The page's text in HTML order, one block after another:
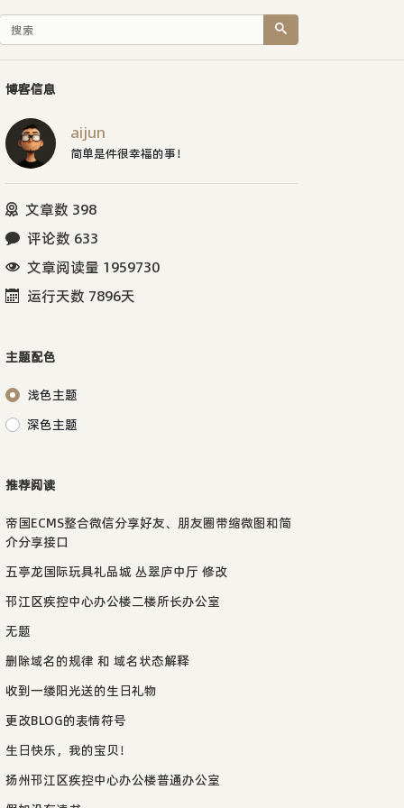
博客信息
aijun
简单是件很幸福的事！
文章数 398
评论数 633
文章阅读量 1959730
运行天数 7896天
主题配色
浅色主题
深色主题
推荐阅读
帝国ECMS整合微信分享好友、朋友圈带缩微图和简
介分享接口
五亭龙国际玩具礼品城 丛翠庐中厅 修改
邗江区疾控中心办公楼二楼所长办公室
无题
删除域名的规律 和 域名状态解释
收到一缕阳光送的生日礼物
更改BLOG的表情符号
生日快乐，我的宝贝！
扬州邗江区疾控中心办公楼普通办公室